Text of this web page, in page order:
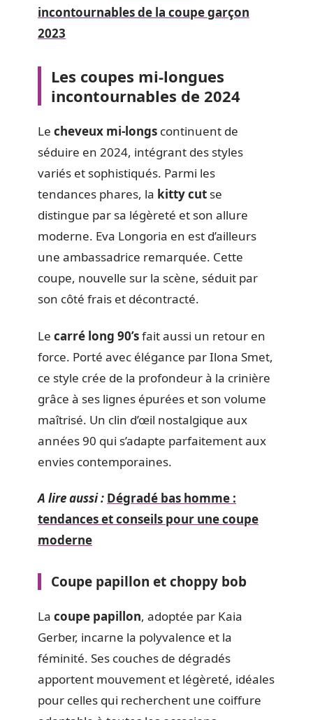
incontournables de la coupe garçon
2023
Les coupes mi-longues
incontournables de 2024
Le cheveux mi-longs continuent de
séduire en 2024, intégrant des styles
variés et sophistiqués. Parmi les
tendances phares, la kitty cut se
distingue par sa légèreté et son allure
moderne. Eva Longoria en est d’ailleurs
une ambassadrice remarquée. Cette
coupe, nouvelle sur la scène, séduit par
son côté frais et décontracté.
Le carré long 90’sfait aussi un retour en
force. Porté avec élégance par Ilona Smet,
ce style crée de la profondeur à la crinière
grâce à ses lignes épurées et son volume
maîtrisé. Un clin d’œil nostalgique aux
années 90 qui s’adapte parfaitement aux
envies contemporaines.
A lire aussi : Dégradé bas homme :
tendances et conseils pour une coupe
moderne
Coupe papillon et choppy bob
La coupe papillon, adoptée par Kaia
Gerber, incarne la polyvalence et la
féminité. Ses couches de dégradés
apportent mouvement et légèreté, idéales
pour celles qui recherchent une coiffure